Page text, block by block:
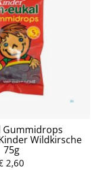
Gummidrops
Wildkirsche
75g
2,60r